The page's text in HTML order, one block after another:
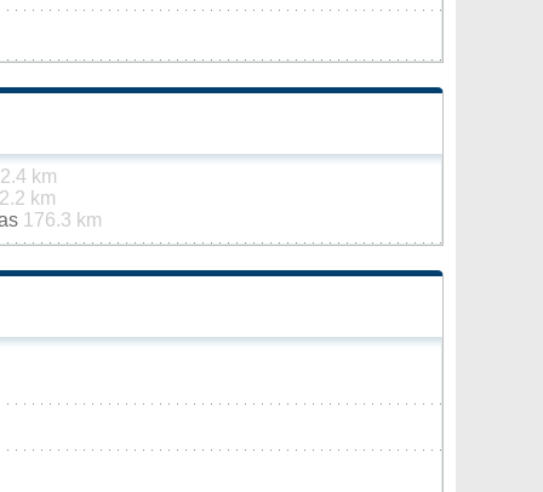
km
km
176.3 km